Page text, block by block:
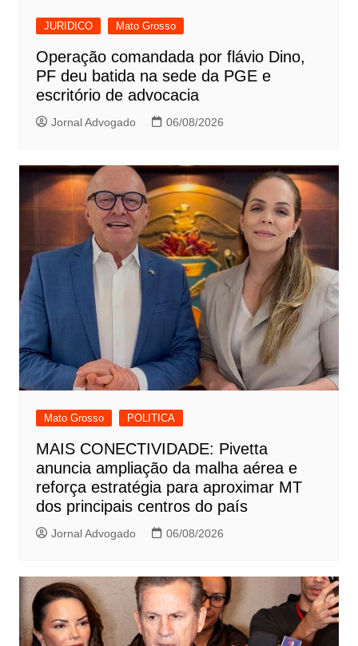
JURIDICO Mato Grosso
Operação comandada por flávio Dino,
PF deu batida na sede da PGE e
escritório de advocacia
Jornal Advogado 06/08/2026
Mato Grosso POLITICA
MAIS CONECTIVIDADE: Pivetta
anuncia ampliação da malha aérea e
reforça estratégia para aproximar MT
dos principais centros do país
Jornal Advogado 06/08/2026